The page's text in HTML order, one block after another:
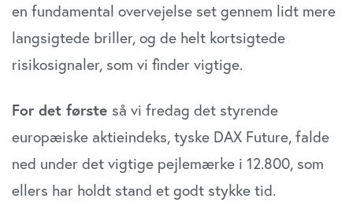
en fundamental overvejelse set gennem lidt mere
langsigtede briller, og de helt kortsigtede
risikosignaler, som vi finder vigtige.
For det første så vi fredag det styrende
europæiske aktieindeks, tyske DAX Future, falde
ned under det vigtige pejlemærke i 12.800, som
ellers har holdt stand et godt stykke tid.